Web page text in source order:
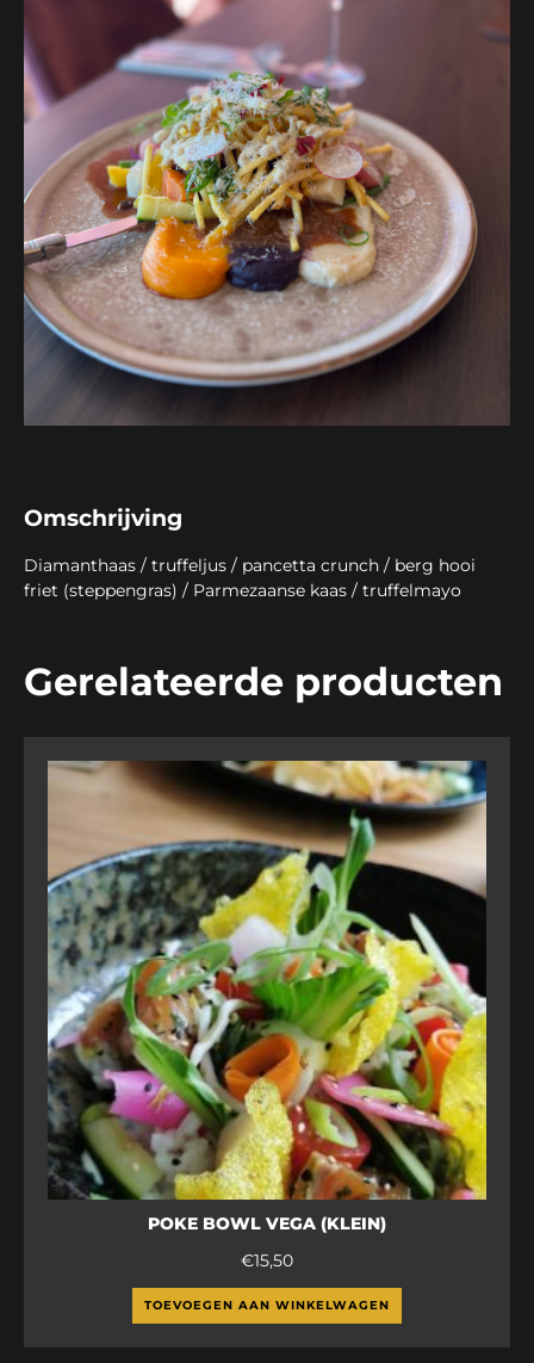
Omschrijving
Diamanthaas / truffeljus / pancetta crunch / berg hooi
friet (steppengras) / Parmezaanse kaas / truffelmayo
Gerelateerde producten
POKE BOWL VEGA (KLEIN)
€15,50
TOEVOEGEN AAN WINKELWAGEN